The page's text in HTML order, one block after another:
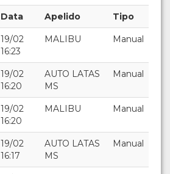
Data Apelido Tipo
19/02
16:23
MALIBU Manual
19/02
16:20
AUTO LATAS
MS
Manual
19/02
16:20
MALIBU Manual
19/02
16:17
AUTO LATAS
MS
Manual